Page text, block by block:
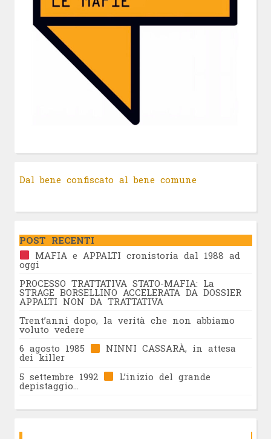
Dal bene confiscato al bene comune
POST RECENTI
MAFIA e APPALTI cronistoria dal 1988 ad
oggi
PROCESSO TRATTATIVA STATO-MAFIA: La
STRAGE BORSELLINO ACCELERATA DA DOSSIER
APPALTI NON DA TRATTATIVA
Trent’anni dopo, la verità che non abbiamo
voluto vedere
6 agosto 1985
NINNI CASSARÀ, in attesa
dei killer
5 settembre 1992
L’inizio del grande
depistaggio…